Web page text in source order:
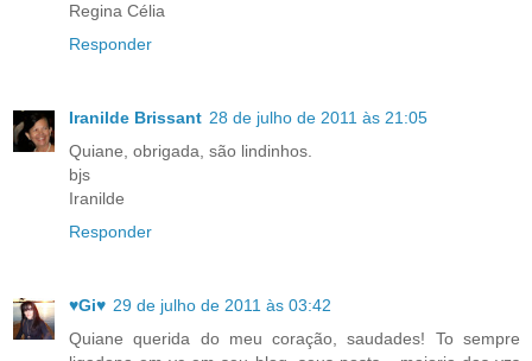
Regina Célia
Responder
Iranilde Brissant 28 de julho de 2011 às 21:05
Quiane, obrigada, são lindinhos.
bjs
Iranilde
Responder
♥Gi♥ 29 de julho de 2011 às 03:42
Quiane querida do meu coração, saudades! To sempre